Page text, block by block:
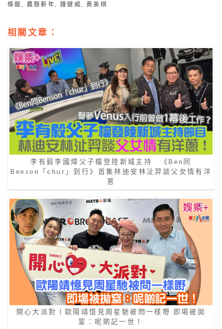
條龍 , 農曆新年,鍾健威,黃美棋
相關文章：
李有毅李國煒父子檔登陸新城主持 《Ben同
Benson「chur」到行》首集林迪安林沚羿談父女情有洋
蔥
開心大派對丨歐陽靖憶見周星馳被問一樣嘢 即場被拋
窒：呢啲記一世！